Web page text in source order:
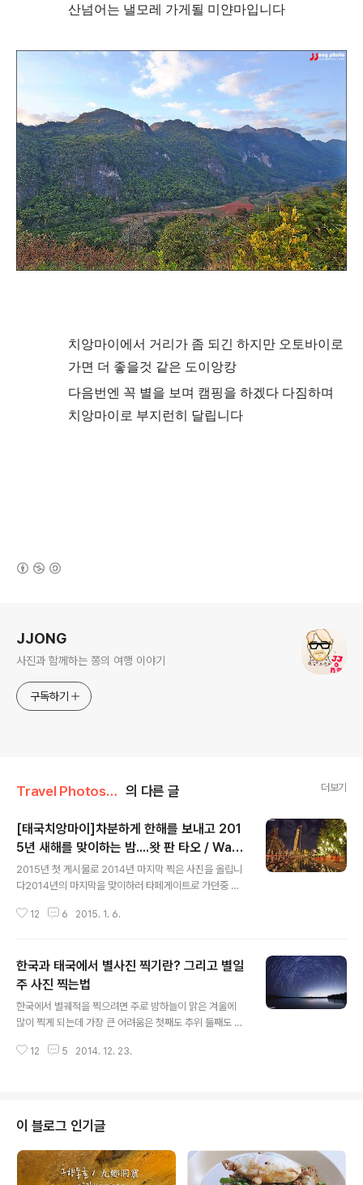
산넘어는 낼모레 가게될 미얀마입니다
치앙마이에서 거리가 좀 되긴 하지만 오토바이로
가면 더 좋을것 같은 도이앙캉
다음번엔 꼭 별을 보며 캠핑을 하겠다 다짐하며
치앙마이로 부지런히 달립니다
JJONG
사진과 함께하는 쫑의 여행 이야기
구독하기
Travel Photos/Thailand 의 다른 글 더보기
[태국치앙마이]차분하게 한해를 보내고 201
5년 새해를 맞이하는 밤....왓 판 타오 / Wat
Phan Tao
2015년 첫 게시물로 2014년 마지막 찍은 사진을 올립니
다2014년의 마지막을 맞이하러 타페게이트로 가던중 잠
운 마음으로 들렀는데 마침 행사를...삼각대를 챙기지 않은
이라 그런지 차분한 분위기로 바뀌었네요 행사가 있는것
같아 마냥 기다리다 보니 마침 스님들이 초를 들고 부처님
주변으로 자리합니다 매번 타페게이트에서 불꽃놀이와 함
께 어수선한 새해를 맞이 했는데 차분하게 사원에서 맞이
하는것도 나쁘지 않네요 왓 판 타오는 치앙마이에서 유명
하기로 둘째가라면 서러워할 왓 체디 루앙 옆에 있는 사원
12 6 2015. 1. 6.
한국과 태국에서 별사진 찍기란? 그리고 별일
주 사진 찍는법
한국에서 별궤적을 찍으려면 주로 밤하늘이 맑은 겨울에
많이 찍게 되는데 가장 큰 어려움은 첫째도 추위 둘째도 추
찍어도 추위 걱정은 없네요 아래 첫사진은 울산의 진하해
서 색다른 별사진이 만들어 졌네요그런데 이날 어찌나 추
웠는지 카메라도 추위를 이기지 못해 카메라에 핫팩을 칭
칭감고 찍었던 기억이 나는군요 [Ulsan / Myeongseon
do] 바위에 부서지는 파도와 함께 담은 별사진이곳은 경북
12 5 2014. 12. 23.
이 블로그 인기글